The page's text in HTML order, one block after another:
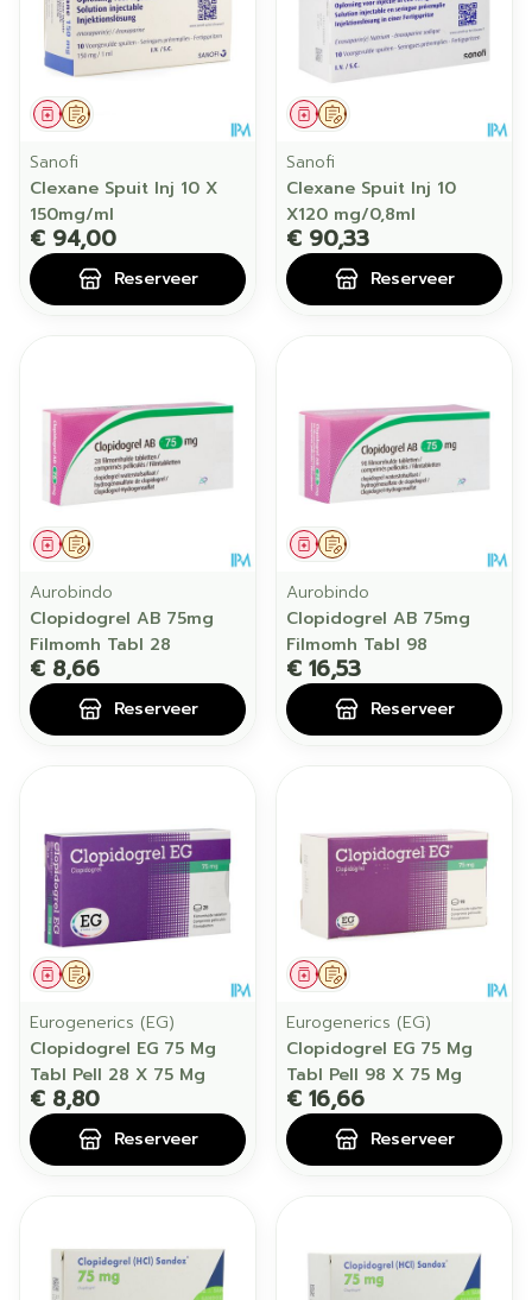
Op voorschrift
Geneesmiddel
Sanofi
Clexane Spuit Inj 10 X
150mg/ml
€ 94,00
Reserveer
Op voorschrift
Geneesmiddel
Sanofi
Clexane Spuit Inj 10
X120 mg/0,8ml
€ 90,33
Reserveer
Op voorschrift
Geneesmiddel
Aurobindo
Clopidogrel AB 75mg
Filmomh Tabl 28
€ 8,66
Reserveer
Op voorschrift
Geneesmiddel
Aurobindo
Clopidogrel AB 75mg
Filmomh Tabl 98
€ 16,53
Reserveer
Op voorschrift
Geneesmiddel
Eurogenerics (EG)
Clopidogrel EG 75 Mg
Tabl Pell 28 X 75 Mg
€ 8,80
Reserveer
Op voorschrift
Geneesmiddel
Eurogenerics (EG)
Clopidogrel EG 75 Mg
Tabl Pell 98 X 75 Mg
€ 16,66
Reserveer